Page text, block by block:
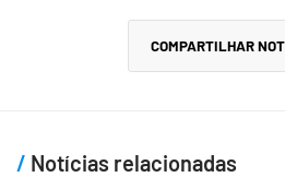
COMPARTILHAR
Notícias relacionadas